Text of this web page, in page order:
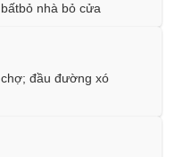
nhà bỏ cửa
đầu đường xó